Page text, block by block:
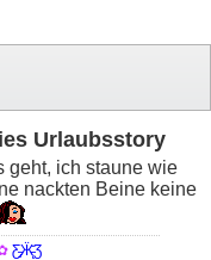
Urlaubsstory
geht, ich staune wie
nackten Beine keine
Ƹ̵̡Ӝ̵̨̄Ʒ